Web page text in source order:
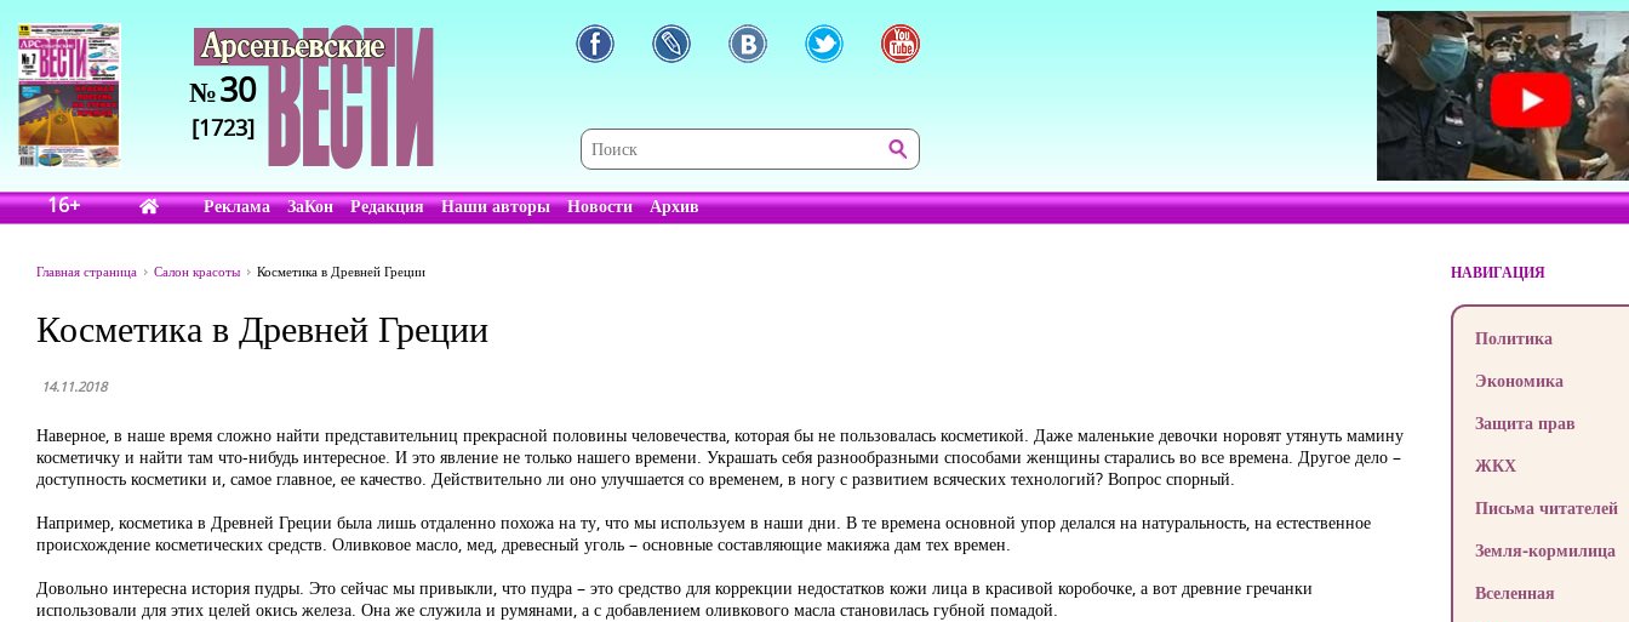
№30
[1723]
16+ Реклама ЗаКон Редакция Наши авторы Новости Архив
Главная страница Салон красоты Косметика в Древней Греции
Косметика в Древней Греции
14.11.2018
Наверное, в наше время сложно найти представительниц прекрасной половины человечества, которая бы не пользовалась косметикой. Даже маленькие девочки норовят утянуть мамину
косметичку и найти там что-нибудь интересное. И это явление не только нашего времени. Украшать себя разнообразными способами женщины старались во все времена. Другое дело –
доступность косметики и, самое главное, ее качество. Действительно ли оно улучшается со временем, в ногу с развитием всяческих технологий? Вопрос спорный.
Например, косметика в Древней Греции была лишь отдаленно похожа на ту, что мы используем в наши дни. В те времена основной упор делался на натуральность, на естественное
происхождение косметических средств. Оливковое масло, мед, древесный уголь – основные составляющие макияжа дам тех времен.
Довольно интересна история пудры. Это сейчас мы привыкли, что пудра – это средство для коррекции недостатков кожи лица в красивой коробочке, а вот древние гречанки
использовали для этих целей окись железа. Она же служила и румянами, а с добавлением оливкового масла становилась губной помадой.
НАВИГАЦИЯ
Политика
Экономика
Защита прав
ЖКХ
Письма читателей
Земля-кормилица
Вселенная